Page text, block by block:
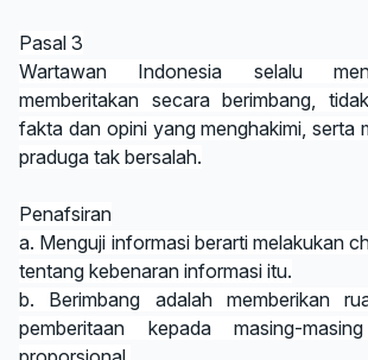
Pasal 3
Wartawan Indonesia selalu
memberitakan secara berimbang,
fakta dan opini yang menghakimi, serta
praduga tak bersalah.
Penafsiran
a. Menguji informasi berarti melakukan
tentang kebenaran informasi itu.
b. Berimbang adalah memberikan
pemberitaan kepada masing-